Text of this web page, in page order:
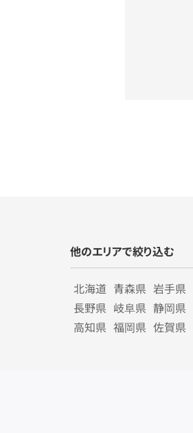
他のエリアで絞り込む
北海道 青森県 岩手県
長野県 岐阜県 静岡県
高知県 福岡県 佐賀県